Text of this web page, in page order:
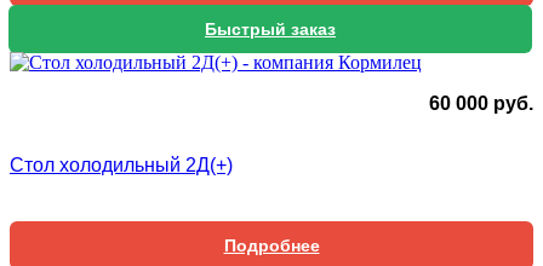
Быстрый заказ
60 000 руб.
Стол холодильный 2Д(+)
Подробнее